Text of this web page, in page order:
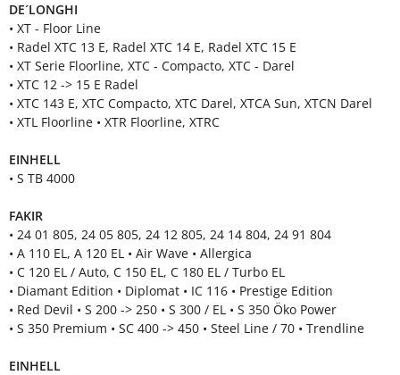
DE´LONGHI
• XT - Floor Line
• Radel XTC 13 E, Radel XTC 14 E, Radel XTC 15 E
• XT Serie Floorline, XTC - Compacto, XTC - Darel
• XTC 12 -> 15 E Radel
• XTC 143 E, XTC Compacto, XTC Darel, XTCA Sun, XTCN Darel
• XTL Floorline • XTR Floorline, XTRC
EINHELL
• S TB 4000
FAKIR
• 24 01 805, 24 05 805, 24 12 805, 24 14 804, 24 91 804
• A 110 EL, A 120 EL • Air Wave • Allergica
• C 120 EL / Auto, C 150 EL, C 180 EL / Turbo EL
• Diamant Edition • Diplomat • IC 116 • Prestige Edition
• Red Devil • S 200 -> 250 • S 300 / EL • S 350 Öko Power
• S 350 Premium • SC 400 -> 450 • Steel Line / 70 • Trendline
EINHELL